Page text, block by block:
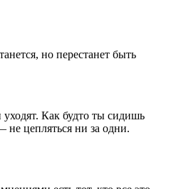
но перестанет быть
Как будто ты сидишь
цепляться ни за одни.